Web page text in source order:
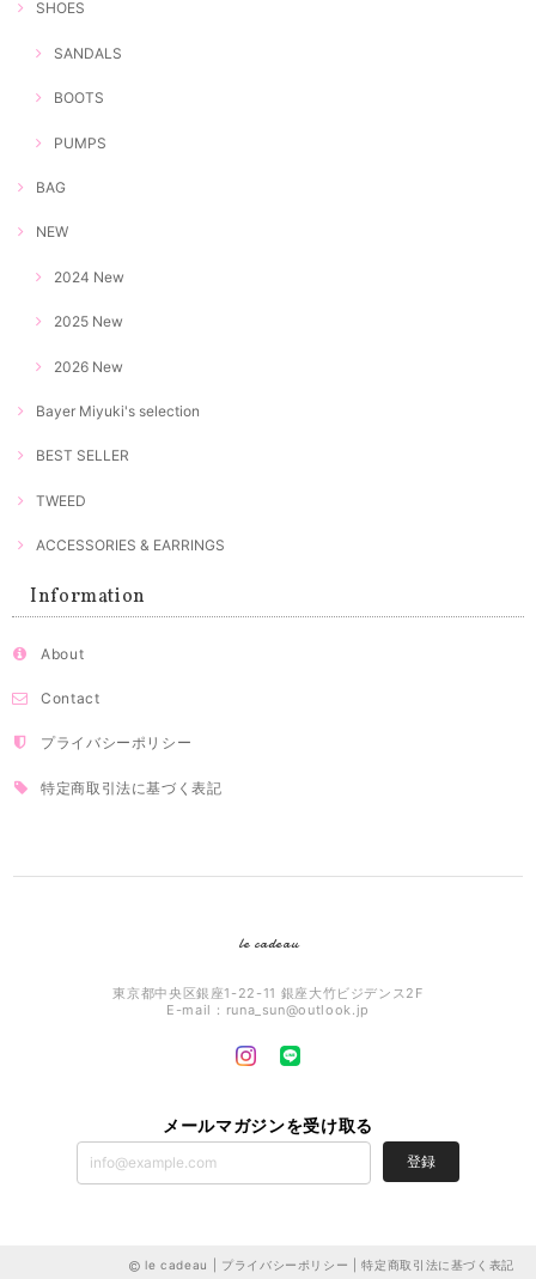
SHOES
SANDALS
BOOTS
PUMPS
BAG
NEW
2024 New
2025 New
2026 New
Bayer Miyuki's selection
BEST SELLER
TWEED
ACCESSORIES & EARRINGS
Information
About
Contact
プライバシーポリシー
特定商取引法に基づく表記
le cadeau
東京都中央区銀座1-22-11 銀座大竹ビジデンス2F
E-mail： runa_sun@outlook.jp
メールマガジンを受け取る
登録
le cadeau | プライバシーポリシー |特定商取引法に基づく表記